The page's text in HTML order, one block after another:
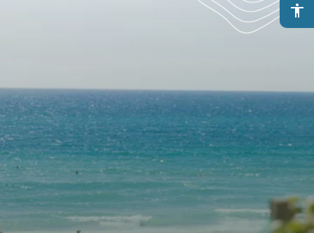
accessibility